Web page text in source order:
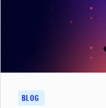
BLOG